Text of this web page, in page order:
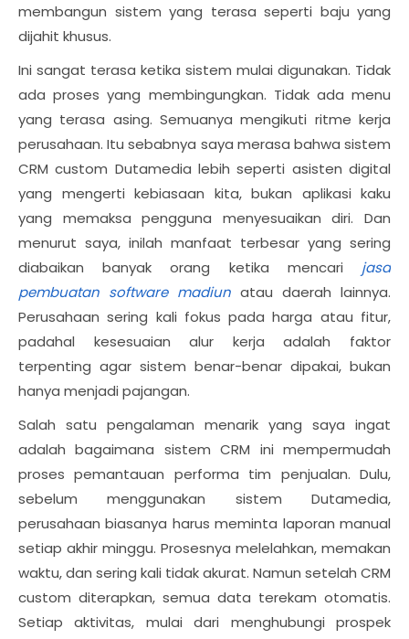
membangun sistem yang terasa seperti baju yang
dijahit khusus.
Ini sangat terasa ketika sistem mulai digunakan. Tidak
ada proses yang membingungkan. Tidak ada menu
yang terasa asing. Semuanya mengikuti ritme kerja
perusahaan. Itu sebabnya saya merasa bahwa sistem
CRM custom Dutamedia lebih seperti asisten digital
yang mengerti kebiasaan kita, bukan aplikasi kaku
yang memaksa pengguna menyesuaikan diri. Dan
menurut saya, inilah manfaat terbesar yang sering
diabaikan banyak orang ketika mencari jasa
pembuatan software madiun atau daerah lainnya.
Perusahaan sering kali fokus pada harga atau fitur,
padahal kesesuaian alur kerja adalah faktor
terpenting agar sistem benar-benar dipakai, bukan
hanya menjadi pajangan.
Salah satu pengalaman menarik yang saya ingat
adalah bagaimana sistem CRM ini mempermudah
proses pemantauan performa tim penjualan. Dulu,
sebelum menggunakan sistem Dutamedia,
perusahaan biasanya harus meminta laporan manual
setiap akhir minggu. Prosesnya melelahkan, memakan
waktu, dan sering kali tidak akurat. Namun setelah CRM
custom diterapkan, semua data terekam otomatis.
Setiap aktivitas, mulai dari menghubungi prospek